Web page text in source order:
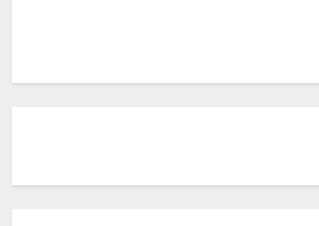
dari